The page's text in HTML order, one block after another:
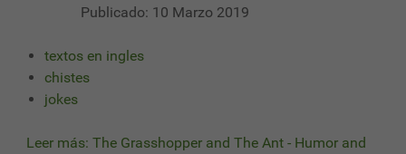
Publicado: 10 Marzo 2019
textos en ingles
chistes
jokes
Leer más: The Grasshopper and The Ant - Humor and